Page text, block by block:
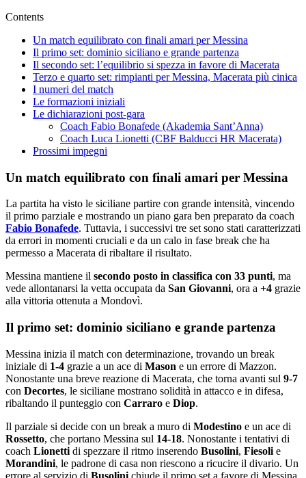
Contents
Un match equilibrato con finali amari per Messina
Il primo set: dominio siciliano e grande partenza
Il secondo set: l’equilibrio si spezza in favore di Macerata
Terzo e quarto set: rimpianti per Messina, Macerata più cinica
I numeri del match
Le formazioni iniziali
Le dichiarazioni post-gara
Coach Fabio Bonafede (Akademia Sant’Anna)
Coach Luca Lionetti (CBF Balducci HR Macerata)
Prossimi impegni
Un match equilibrato con finali amari per Messina
La partita ha visto le siciliane partire con grande intensità, vincendo
il primo parziale e mostrando un piano gara ben preparato da coach
Fabio Bonafede. Tuttavia, i successivi tre set sono stati caratterizzati
da errori in momenti cruciali e da un calo in fase break che ha
permesso a Macerata di ribaltare il risultato.
Messina mantiene il secondo posto in classifica con 33 punti, ma
vede allontanarsi la vetta occupata da San Giovanni, ora a +4 grazie
alla vittoria ottenuta a Mondovì.
Il primo set: dominio siciliano e grande partenza
Messina inizia il match con determinazione, trovando un break
iniziale di 1-4 grazie a un ace di Mason e un errore di Mazzon.
Nonostante una breve reazione di Macerata, che torna avanti sul 9-7
con Decortes, le siciliane mostrano solidità in attacco e in difesa,
ribaltando il punteggio con Carraro e Diop.
Il parziale si decide con un break a muro di Modestino e un ace di
Rossetto, che portano Messina sul 14-18. Nonostante i tentativi di
coach Lionetti di spezzare il ritmo inserendo Busolini, Fiesoli e
Morandini, le padrone di casa non riescono a ricucire il divario. Un
errore al servizio di Busolini chiude il primo set a favore di Messina